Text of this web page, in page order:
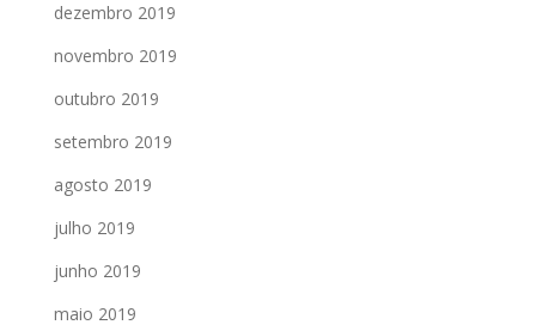
dezembro 2019
novembro 2019
outubro 2019
setembro 2019
agosto 2019
julho 2019
junho 2019
maio 2019